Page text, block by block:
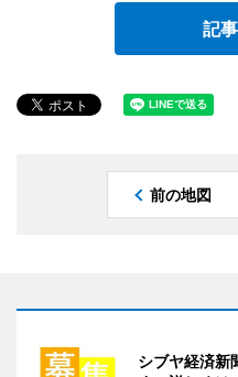
記
前の地図
シブヤ経済新